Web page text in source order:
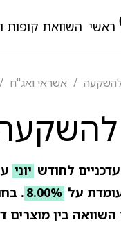
ראשי השוואת קופות
אשראי ואג"ח
לחודש יוני
על 8.00%
.
השוואה בין